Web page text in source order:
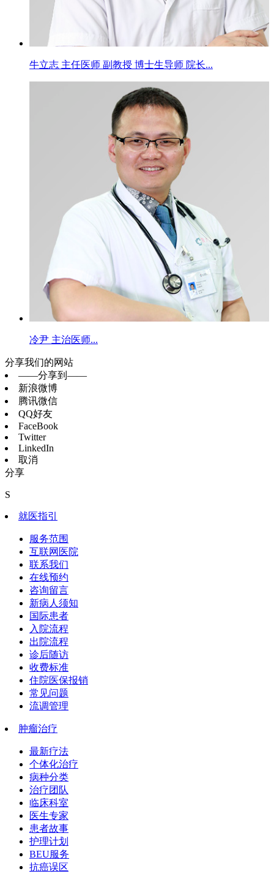
牛立志 主任医师 副教授 博士生导师 院长...
冷尹 主治医师...
分享我们的网站
——分享到——
新浪微博
腾讯微信
QQ好友
FaceBook
Twitter
LinkedIn
取消
分享
S
就医指引
服务范围
互联网医院
联系我们
在线预约
咨询留言
新病人须知
国际患者
入院流程
出院流程
诊后随访
收费标准
住院医保报销
常见问题
流调管理
肿瘤治疗
最新疗法
个体化治疗
病种分类
治疗团队
临床科室
医生专家
患者故事
护理计划
BEU服务
抗癌误区